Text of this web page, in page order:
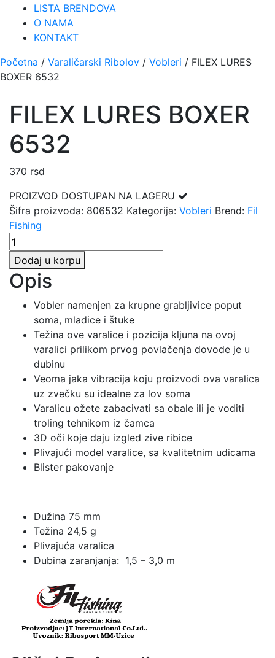
LISTA BRENDOVA
O NAMA
KONTAKT
Početna / Varaličarski Ribolov / Vobleri / FILEX LURES
BOXER 6532
FILEX LURES BOXER
6532
370 rsd
PROIZVOD DOSTUPAN NA LAGERU
Šifra proizvoda: 806532 Kategorija: Vobleri Brend: Fil
Fishing
FILEX
LURES
BOXER
6532
Dodaj u korpu
Opis
Vobler namenjen za krupne grabljivice poput
soma, mladice i štuke
Težina ove varalice i pozicija kljuna na ovoj
varalici prilikom prvog povlačenja dovode je u
dubinu
Veoma jaka vibracija koju proizvodi ova varalica
uz zvečku su idealne za lov soma
Varalicu ožete zabacivati sa obale ili je voditi
troling tehnikom iz čamca
3D oči koje daju izgled zive ribice
Plivajući model varalice, sa kvalitetnim udicama
Blister pakovanje
Dužina 75 mm
Težina 24,5 g
Plivajuća varalica
Dubina zaranjanja: 1,5 – 3,0 m